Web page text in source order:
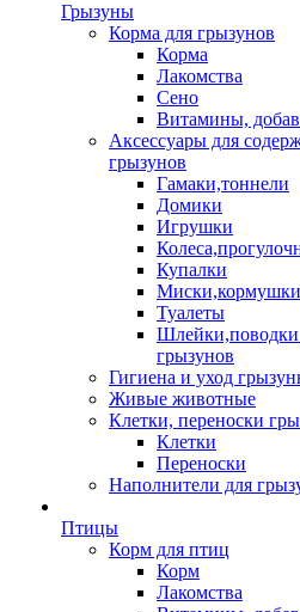
Грызуны
Корма для грызунов
Корма
Лакомства
Сено
Витамины,
Аксессуары для
грызунов
Гамаки,тоннели
Домики
Игрушки
Купалки
Туалеты
Шлейки,поводки
грызунов
Гигиена и уход
Живые животные
Клетки, переноски
Клетки
Переноски
Наполнители для
Птицы
Корм для птиц
Корм
Лакомства